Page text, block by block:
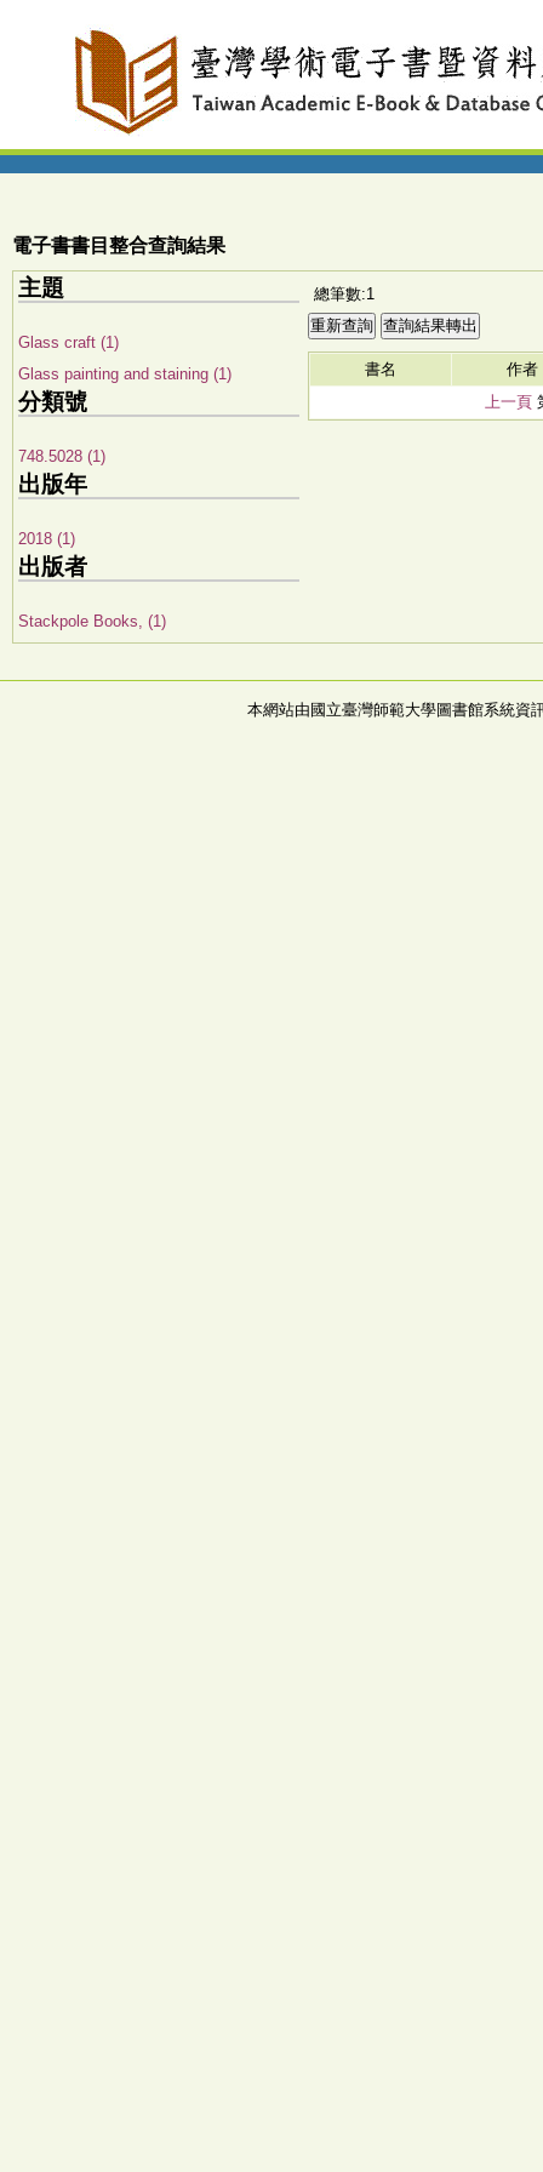
電子書書目整合查詢結果
主題
Glass craft (1)
Glass painting and staining (1)
分類號
748.5028 (1)
出版年
2018 (1)
出版者
Stackpole Books, (1)
總筆數:1
書名
作者
上一頁
本網站由國立臺灣師範大學圖書館系統資